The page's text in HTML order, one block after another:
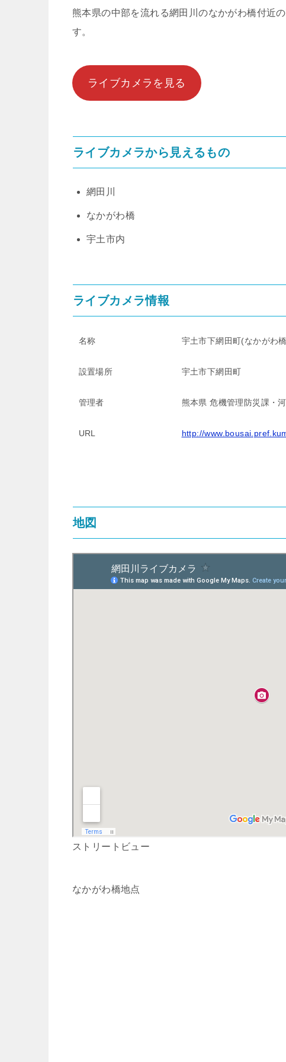
熊本県の中部を流れる網田川のなかがわ橋付近
す。
ライブカメラを見る
ライブカメラから見えるもの
網田川
なかがわ橋
宇土市内
ライブカメラ情報
名称 宇土市下網田町(なかがわ
設置場所 宇土市下網田町
管理者 熊本県 危機管理防災課・
URL http://
地図
ストリートビュー
なかがわ橋地点